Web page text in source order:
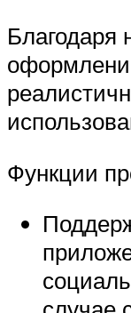
Благодаря
Функции